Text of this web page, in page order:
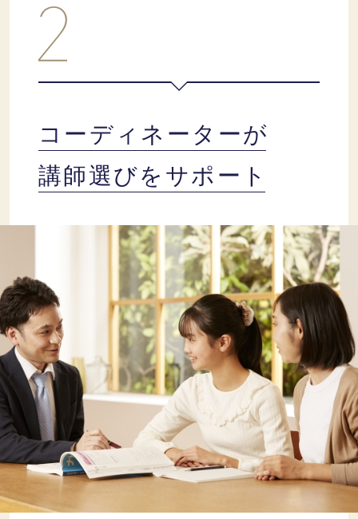
コーディネーターが
講師選びをサポート